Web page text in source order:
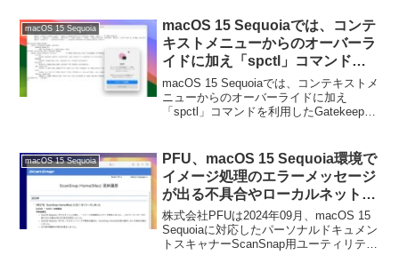
macOS 15 Sequoia
macOS 15 Sequoiaでは、コンテ
キストメニューからのオーバーラ
イドに加え「spctl」コマンドを
利用したGatekeeperの無効化も
非サポートに。
macOS 15 Sequoiaでは、コンテキストメ
ニューからのオーバーライドに加え
「spctl」コマンドを利用したGatekeeper
macOS 15 Sequoia
PFU、macOS 15 Sequoia環境で
イメージ処理のエラーメッセージ
が出る不具合やローカルネットワ
ークが無効な場合にアプリが正常
に動作しない不具合を修正した
「ScanSnap Home (Mac)
株式会社PFUは2024年09月、macOS 15
Sequoiaに対応したパーソナルドキュメン
トスキャナーScanSnap用ユーティリティ